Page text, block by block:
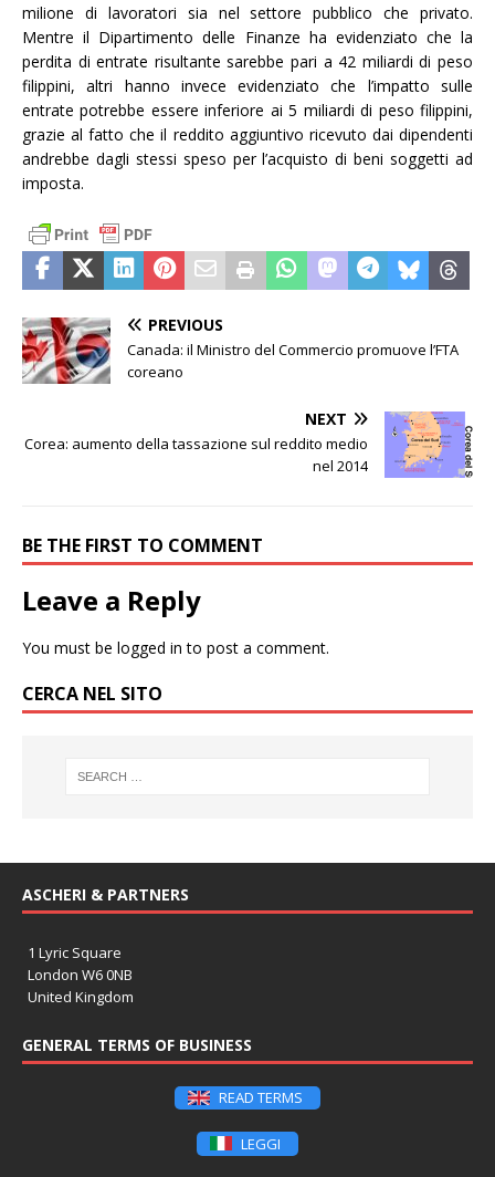
milione di lavoratori sia nel settore pubblico che privato.
Mentre il Dipartimento delle Finanze ha evidenziato che la
perdita di entrate risultante sarebbe pari a 42 miliardi di peso
filippini, altri hanno invece evidenziato che l’impatto sulle
entrate potrebbe essere inferiore ai 5 miliardi di peso filippini,
grazie al fatto che il reddito aggiuntivo ricevuto dai dipendenti
andrebbe dagli stessi speso per l’acquisto di beni soggetti ad
imposta.
PREVIOUS
Canada: il Ministro del Commercio promuove l’FTA
coreano
NEXT
Corea: aumento della tassazione sul reddito medio
nel 2014
BE THE FIRST TO COMMENT
Leave a Reply
You must be logged in to post a comment.
CERCA NEL SITO
ASCHERI & PARTNERS
1 Lyric Square
London W6 0NB
United Kingdom
GENERAL TERMS OF BUSINESS
READ TERMS
LEGGI